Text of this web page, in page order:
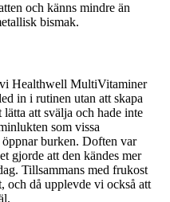
och känns mindre än
bismak.
Healthwell MultiVitaminer
in i rutinen utan att skapa
att svälja och hade inte
som vissa
burken. Doften var
gjorde att den kändes mer
Tillsammans med frukost
och då upplevde vi också att